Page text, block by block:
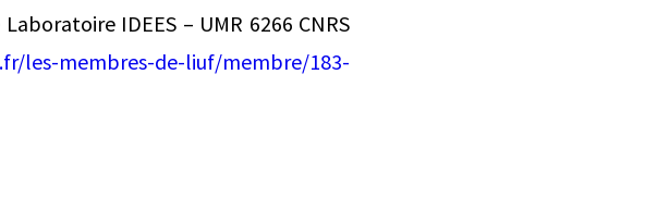
IDEES – UMR 6266 CNRS
les-membres-de-liuf/membre/183-